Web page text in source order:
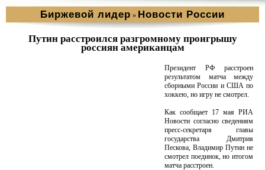
Биржевой лидер » Новости России
Путин расстроился разгромному проигрышу
россиян американцам
Президент РФ расстроен
результатом матча между
сборными России и США по
хоккею, но игру не смотрел.
Как сообщает 17 мая РИА
Новости согласно сведениям
пресс-секретаря главы
государства Дмитрия
Пескова, Владимир Путин не
смотрел поединок, но итогом
матча расстроен.